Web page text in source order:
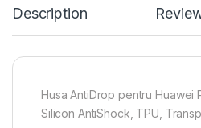
Description
Husa AntiDrop pentru Huawei
Silicon AntiShock, TPU,